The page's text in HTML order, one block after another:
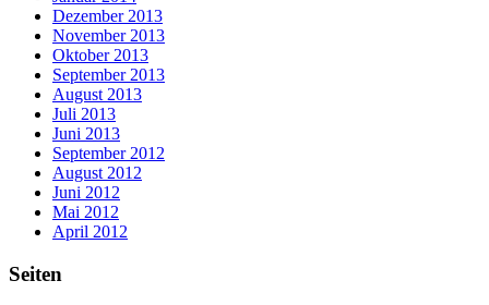
Dezember 2013
November 2013
Oktober 2013
September 2013
August 2013
Juli 2013
Juni 2013
September 2012
August 2012
Juni 2012
Mai 2012
April 2012
Seiten